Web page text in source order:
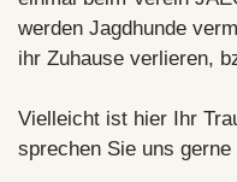
werden Jagdhunde
ihr Zuhause verlieren,
Vielleicht ist hier Ihr
sprechen Sie uns